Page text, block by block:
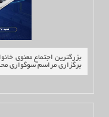
بزرگترین اجتماع معنوی
برگزاری مراسم سوگواری